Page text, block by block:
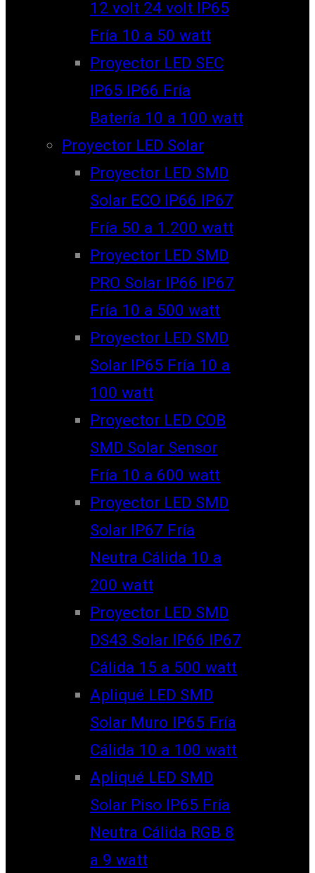
12 volt 24 volt IP65
Fría 10 a 50 watt
Proyector LED SEC
IP65 IP66 Fría
Batería 10 a 100 watt
Proyector LED Solar
Proyector LED SMD
Solar ECO IP66 IP67
Fría 50 a 1.200 watt
Proyector LED SMD
PRO Solar IP66 IP67
Fría 10 a 500 watt
Proyector LED SMD
Solar IP65 Fría 10 a
100 watt
Proyector LED COB
SMD Solar Sensor
Fría 10 a 600 watt
Proyector LED SMD
Solar IP67 Fría
Neutra Cálida 10 a
200 watt
Proyector LED SMD
DS43 Solar IP66 IP67
Cálida 15 a 500 watt
Apliqué LED SMD
Solar Muro IP65 Fría
Cálida 10 a 100 watt
Apliqué LED SMD
Solar Piso IP65 Fría
Neutra Cálida RGB 8
a 9 watt